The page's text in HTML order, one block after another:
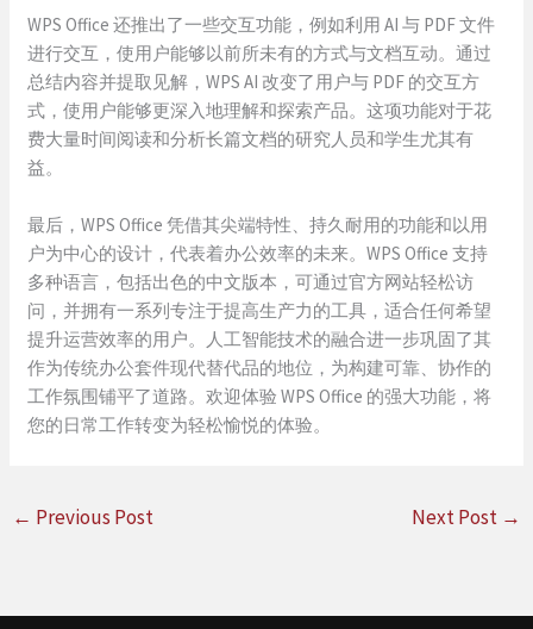
WPS Office 还推出了一些交互功能，例如利用 AI 与 PDF 文件
进行交互，使用户能够以前所未有的方式与文档互动。通过
总结内容并提取见解，WPS AI 改变了用户与 PDF 的交互方
式，使用户能够更深入地理解和探索产品。这项功能对于花
费大量时间阅读和分析长篇文档的研究人员和学生尤其有
益。
最后，WPS Office 凭借其尖端特性、持久耐用的功能和以用
户为中心的设计，代表着办公效率的未来。WPS Office 支持
多种语言，包括出色的中文版本，可通过官方网站轻松访
问，并拥有一系列专注于提高生产力的工具，适合任何希望
提升运营效率的用户。人工智能技术的融合进一步巩固了其
作为传统办公套件现代替代品的地位，为构建可靠、协作的
工作氛围铺平了道路。欢迎体验 WPS Office 的强大功能，将
您的日常工作转变为轻松愉悦的体验。
← Previous Post Next Post →